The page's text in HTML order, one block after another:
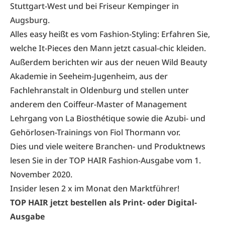
Stuttgart-West und bei Friseur Kempinger in
Augsburg.
Alles easy heißt es vom Fashion-Styling: Erfahren Sie,
welche It-Pieces den Mann jetzt casual-chic kleiden.
Außerdem berichten wir aus der neuen Wild Beauty
Akademie in Seeheim-Jugenheim, aus der
Fachlehranstalt in Oldenburg und stellen unter
anderem den Coiffeur-Master of Management
Lehrgang von La Biosthétique sowie die Azubi- und
Gehörlosen-Trainings von Fiol Thormann vor.
Dies und viele weitere Branchen- und Produktnews
lesen Sie in der TOP HAIR Fashion-Ausgabe vom 1.
November 2020.
Insider lesen 2 x im Monat den Marktführer!
TOP HAIR jetzt bestellen als Print- oder Digital-
Ausgabe